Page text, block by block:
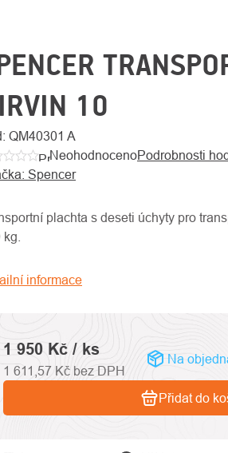
10
QM40301 A
Průměrné
hodnocení
je
5
NeohodnocenoPodrobnosti
Spencer
plachta s deseti úchyty pro
informace
1 950 Kč / ks
1 611,57 Kč bez DPH
Na
Přidat do